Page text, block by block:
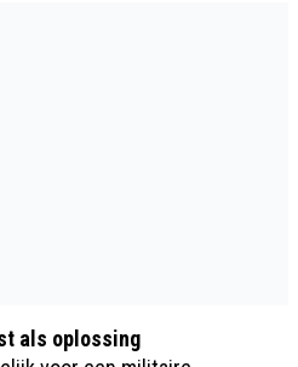
als oplossing